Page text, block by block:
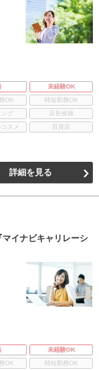
未経験OK
OK
時短勤務OK
ング
店長候補
スメ 百貨店
詳細を見る
イナビキャリレーシ
未経験OK
OK
時短勤務OK